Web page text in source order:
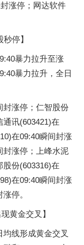
涨停；网达软件
停】
暴力拉升至涨
暴力拉升，全日
封涨停；仁智股份
通讯(603421)在
在09:40瞬间封涨
封涨停；上峰水泥
股份(603316)在
在09:40瞬间封涨
停。
黄金交叉】
线形成黄金交叉